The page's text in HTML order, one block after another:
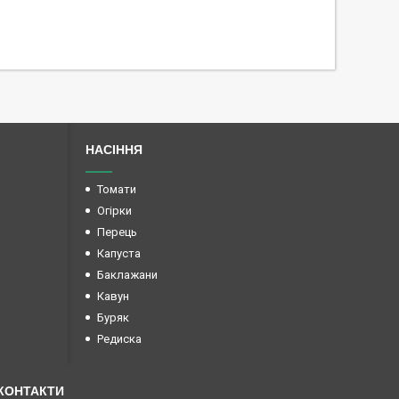
НАСІННЯ
Томати
Огірки
Перець
Капуста
Баклажани
Кавун
Буряк
Редиска